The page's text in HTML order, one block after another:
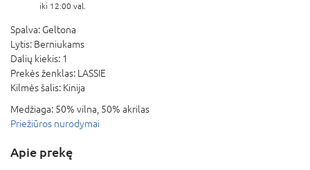
iki 12:00 val.
Spalva: Geltona
Lytis: Berniukams
Dalių kiekis: 1
Prekės ženklas: LASSIE
Kilmės šalis: Kinija
Medžiaga: 50% vilna, 50% akrilas
Priežiūros nurodymai
Apie prekę